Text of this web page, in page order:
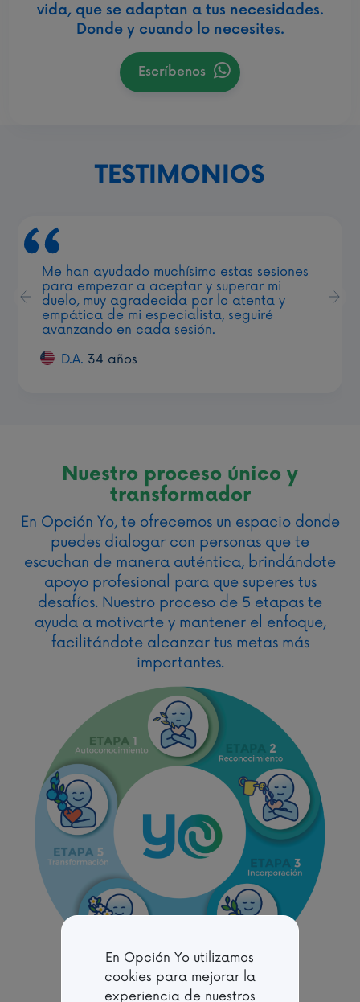
vida, que se adaptan a tus necesidades.
Donde y cuando lo necesites.
Escríbenos
TESTIMONIOS
Me han ayudado muchísimo estas sesiones
para empezar a aceptar y superar mi
duelo, muy agradecida por lo atenta y
empática de mi especialista, seguiré
avanzando en cada sesión.
D.A. 34 años
Previous
Nuestro proceso único y
transformador
En Opción Yo, te ofrecemos un espacio donde
puedes dialogar con personas que te
escuchan de manera auténtica, brindándote
apoyo profesional para que superes tus
desafíos. Nuestro proceso de 5 etapas te
ayuda a motivarte y mantener el enfoque,
facilitándote alcanzar tus metas más
importantes.
En Opción Yo utilizamos
cookies para mejorar la
experiencia de nuestros